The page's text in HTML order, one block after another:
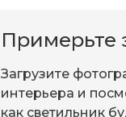
Примерьте
Загрузите
интерьера и
как светильник